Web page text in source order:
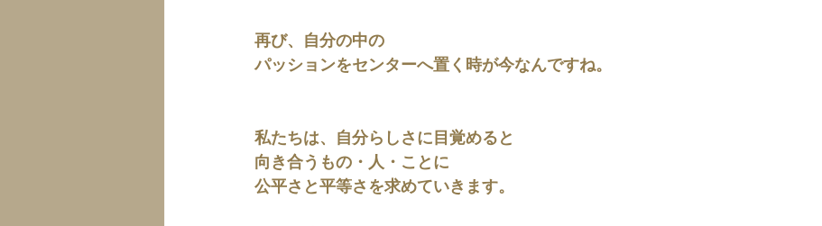
再び、自分の中の
パッションをセンターへ置く時が今なんですね。
私たちは、自分らしさに目覚めると
向き合うもの・人・ことに
公平さと平等さを求めていきます。